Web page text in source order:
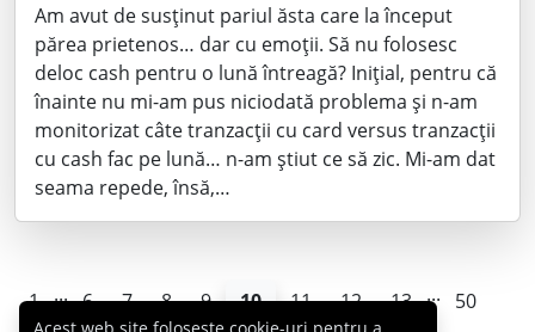
Am avut de susținut pariul ăsta care la început
părea prietenos… dar cu emoții. Să nu folosesc
deloc cash pentru o lună întreagă? Inițial, pentru că
înainte nu mi-am pus niciodată problema și n-am
monitorizat câte tranzacții cu card versus tranzacții
cu cash fac pe lună… n-am știut ce să zic. Mi-am dat
seama repede, însă,…
1 ... 6 7 8 9 10 11 12 13 ... 50